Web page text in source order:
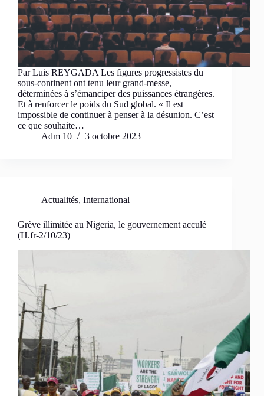
Par Luis REYGADA Les figures progressistes du
sous-continent ont tenu leur grand-messe,
déterminées à s’émanciper des puissances étrangères.
Et à renforcer le poids du Sud global. « Il est
impossible de continuer à penser à la désunion. C’est
ce que souhaite…
Adm 10
3 octobre 2023
Actualités, International
Grève illimitée au Nigeria, le gouvernement acculé
(H.fr-2/10/23)